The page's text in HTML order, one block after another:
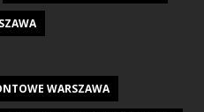
WARSZAWA